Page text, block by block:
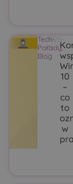
Tech-
Porady,
Blog
2026-
01-
21
10
–
co
to
w